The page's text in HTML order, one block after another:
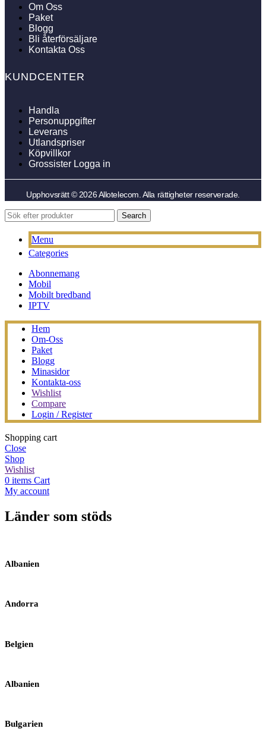
Om Oss
Paket
Blogg
Bli återförsäljare
Kontakta Oss
KUNDCENTER
Handla
Personuppgifter
Leverans
Utlandspriser
Köpvillkor
Grossister Logga in
Upphovsrätt © 2026 Allotelecom. Alla rättigheter reserverade.
Search
Menu
Categories
Abonnemang
Mobil
Mobilt bredband
IPTV
Hem
Om-Oss
Paket
Blogg
Minasidor
Kontakta-oss
Wishlist
Compare
Login / Register
Shopping cart
Close
Shop
Wishlist
0 items Cart
My account
Länder som stöds
Albanien
Andorra
Belgien
Albanien
Bulgarien